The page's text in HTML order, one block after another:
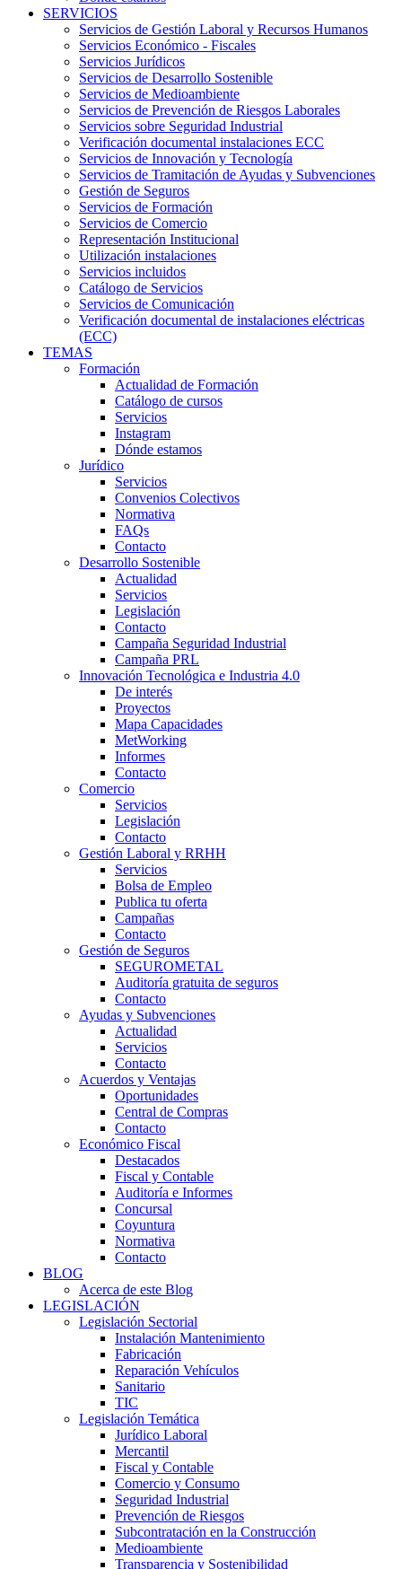
SERVICIOS
Servicios de Gestión Laboral y Recursos Humanos
Servicios Económico - Fiscales
Servicios Jurídicos
Servicios de Desarrollo Sostenible
Servicios de Medioambiente
Servicios de Prevención de Riesgos Laborales
Servicios sobre Seguridad Industrial
Verificación documental instalaciones ECC
Servicios de Innovación y Tecnología
Servicios de Tramitación de Ayudas y Subvenciones
Gestión de Seguros
Servicios de Formación
Servicios de Comercio
Representación Institucional
Utilización instalaciones
Servicios incluidos
Catálogo de Servicios
Servicios de Comunicación
Verificación documental de instalaciones eléctricas
(ECC)
TEMAS
Formación
Actualidad de Formación
Catálogo de cursos
Servicios
Instagram
Dónde estamos
Jurídico
Servicios
Convenios Colectivos
Normativa
FAQs
Contacto
Desarrollo Sostenible
Actualidad
Servicios
Legislación
Contacto
Campaña Seguridad Industrial
Campaña PRL
Innovación Tecnológica e Industria 4.0
De interés
Proyectos
Mapa Capacidades
MetWorking
Informes
Contacto
Comercio
Servicios
Legislación
Contacto
Gestión Laboral y RRHH
Servicios
Bolsa de Empleo
Publica tu oferta
Campañas
Contacto
Gestión de Seguros
SEGUROMETAL
Auditoría gratuita de seguros
Contacto
Ayudas y Subvenciones
Actualidad
Servicios
Contacto
Acuerdos y Ventajas
Oportunidades
Central de Compras
Contacto
Económico Fiscal
Destacados
Fiscal y Contable
Auditoría e Informes
Concursal
Coyuntura
Normativa
Contacto
BLOG
Acerca de este Blog
LEGISLACIÓN
Legislación Sectorial
Instalación Mantenimiento
Fabricación
Reparación Vehículos
Sanitario
TIC
Legislación Temática
Jurídico Laboral
Mercantil
Fiscal y Contable
Comercio y Consumo
Seguridad Industrial
Prevención de Riesgos
Subcontratación en la Construcción
Medioambiente
Transparencia y Sostenibilidad